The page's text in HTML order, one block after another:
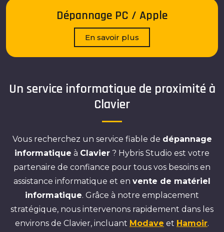
Dépannage PC / Apple
En savoir plus
Un service informatique de proximité à
Clavier
Vous recherchez un service fiable de dépannage
informatique à Clavier ? Hybris Studio est votre
partenaire de confiance pour tous vos besoins en
assistance informatique et en vente de matériel
informatique. Grâce à notre emplacement
stratégique, nous intervenons rapidement dans les
environs de Clavier, incluant Modave et Hamoir.